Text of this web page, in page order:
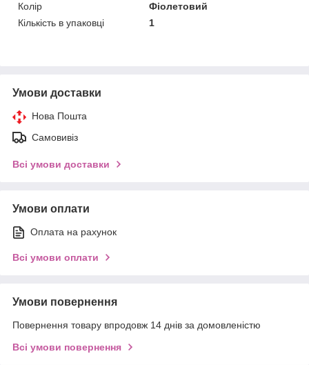
Колір
Фіолетовий
Кількість в упаковці
1
Умови доставки
Нова Пошта
Самовивіз
Всі умови доставки
Умови оплати
Оплата на рахунок
Всі умови оплати
Умови повернення
Повернення товару впродовж 14 днів за домовленістю
Всі умови повернення